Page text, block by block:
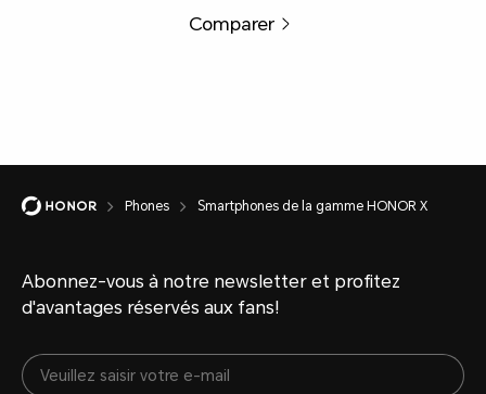
Comparer
Phones Smartphones de la gamme HONOR X
Abonnez-vous à notre newsletter et profitez
d'avantages réservés aux fans!